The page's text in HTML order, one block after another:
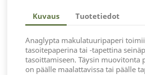
Kuvaus Tuotetiedot
Anaglypta makulatuuripaperi toimii
tasoitepaperina tai -tapettina
tasoittamiseen. Täysin muovitonta
on päälle maalattavissa tai päälle